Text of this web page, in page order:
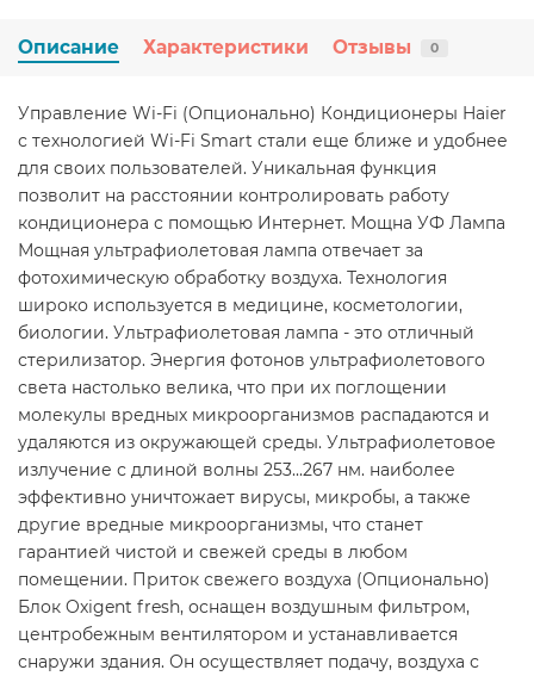
Описание Характеристики Отзывы 0
Управление Wi-Fi (Опционально) Кондиционеры Haier
с технологией Wi-Fi Smart стали еще ближе и удобнее
для своих пользователей. Уникальная функция
позволит на расстоянии контролировать работу
кондиционера с помощью Интернет. Мощна УФ Лампа
Мощная ультрафиолетовая лампа отвечает за
фотохимическую обработку воздуха. Технология
широко используется в медицине, косметологии,
биологии. Ультрафиолетовая лампа - это отличный
стерилизатор. Энергия фотонов ультрафиолетового
света настолько велика, что при их поглощении
молекулы вредных микроорганизмов распадаются и
удаляются из окружающей среды. Ультрафиолетовое
излучение с длиной волны 253...267 нм. наиболее
эффективно уничтожает вирусы, микробы, а также
другие вредные микроорганизмы, что станет
гарантией чистой и свежей среды в любом
помещении. Приток свежего воздуха (Опционально)
Блок Oxigent fresh, оснащен воздушным фильтром,
центробежным вентилятором и устанавливается
снаружи здания. Он осуществляет подачу, воздуха с